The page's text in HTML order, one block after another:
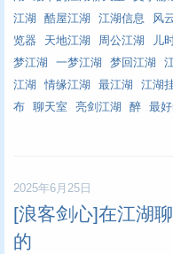
江湖
酷屋江湖 江湖信息 风
览器
天地江湖 周公江湖 儿
梦江湖
一梦江湖 梦回江湖
江湖
情缘江湖 最江湖 江湖
布
聊天室 亮剑江湖 醉 最
2025年6月25日
[浪客剑心]在江湖
的